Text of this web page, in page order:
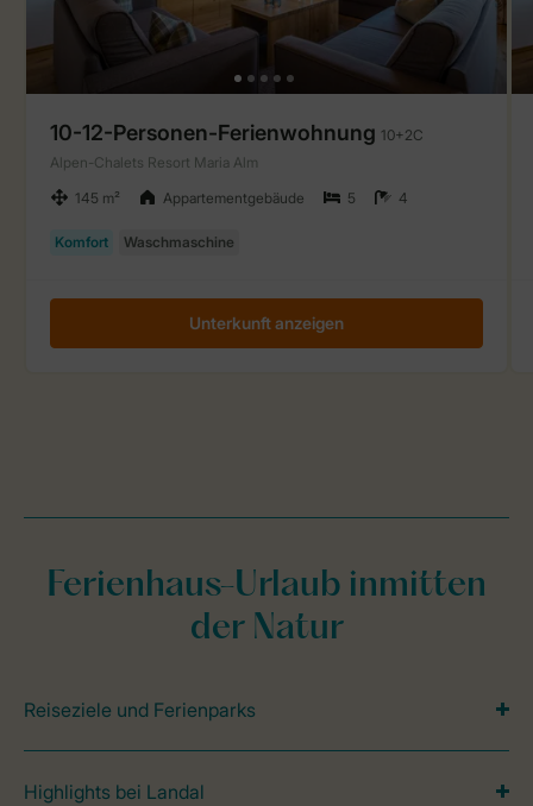
Ferienhaus-Urlaub inmitten
der Natur
Reiseziele und Ferienparks
Highlights bei Landal